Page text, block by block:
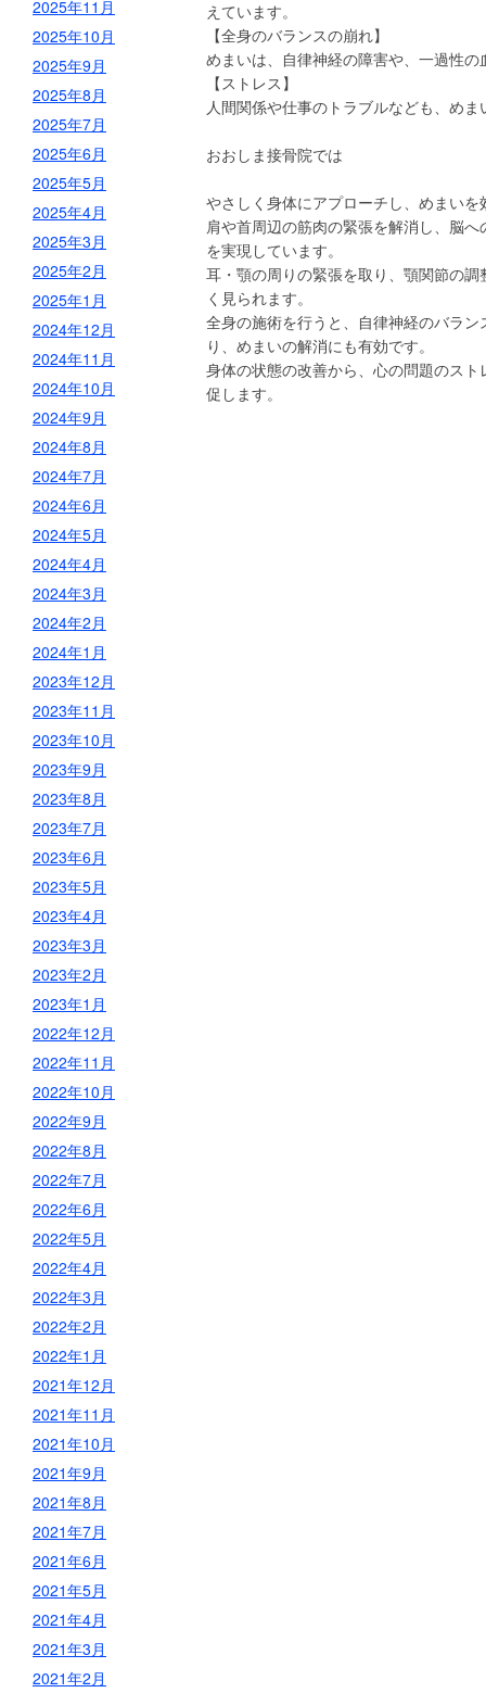
えています。
【全身のバランスの崩れ】
めまいは、自律神経の障害や、一過性
【ストレス】
人間関係や仕事のトラブルなども、め
おおしま接骨院では
やさしく身体にアプローチし、めまい
肩や首周辺の筋肉の緊張を解消し、脳
を実現しています。
耳・顎の周りの緊張を取り、顎関節の
く見られます。
全身の施術を行うと、自律神経のバラ
り、めまいの解消にも有効です。
身体の状態の改善から、心の問題のス
促します。
2025年11月
2025年10月
2025年9月
2025年8月
2025年7月
2025年6月
2025年5月
2025年4月
2025年3月
2025年2月
2025年1月
2024年12月
2024年11月
2024年10月
2024年9月
2024年8月
2024年7月
2024年6月
2024年5月
2024年4月
2024年3月
2024年2月
2024年1月
2023年12月
2023年11月
2023年10月
2023年9月
2023年8月
2023年7月
2023年6月
2023年5月
2023年4月
2023年3月
2023年2月
2023年1月
2022年12月
2022年11月
2022年10月
2022年9月
2022年8月
2022年7月
2022年6月
2022年5月
2022年4月
2022年3月
2022年2月
2022年1月
2021年12月
2021年11月
2021年10月
2021年9月
2021年8月
2021年7月
2021年6月
2021年5月
2021年4月
2021年3月
2021年2月